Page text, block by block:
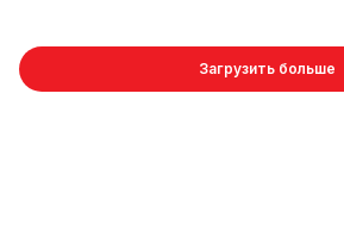
Загрузить больше